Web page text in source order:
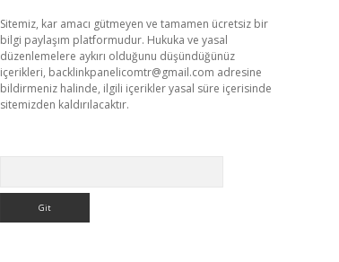
Sitemiz, kar amacı gütmeyen ve tamamen ücretsiz bir
bilgi paylaşım platformudur. Hukuka ve yasal
düzenlemelere aykırı olduğunu düşündüğünüz
içerikleri, backlinkpanelicomtr@gmail.com adresine
bildirmeniz halinde, ilgili içerikler yasal süre içerisinde
sitemizden kaldırılacaktır.